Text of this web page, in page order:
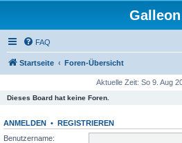
Galleon
FAQ
Startseite Foren-Übersicht
Aktuelle Zeit: So 9. Aug
Dieses Board hat keine Foren.
ANMELDEN • REGISTRIEREN
Benutzername: